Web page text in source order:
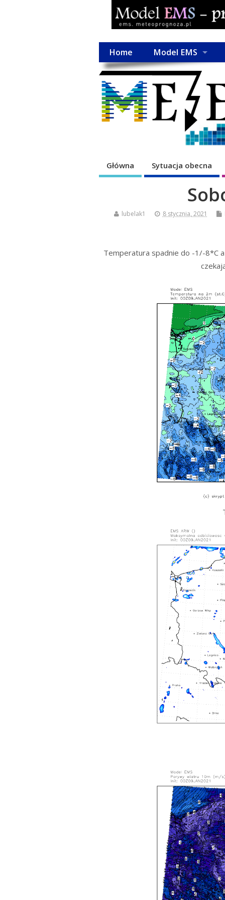
Home Model EMS
Główna Sytuacja obecna
lubelak1 8 stycznia, 2021
Temperatura spadnie do -1/-8*C